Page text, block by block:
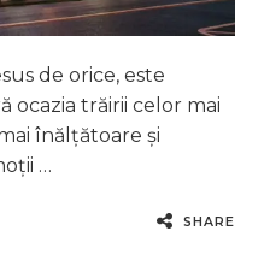
de orice, este
ocazia trăirii celor mai
înălțătoare și
…
SHARE